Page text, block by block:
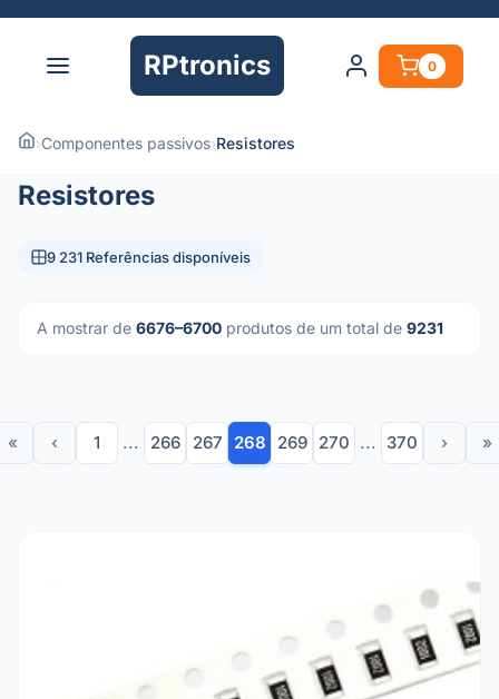
RPtronics 0
›Componentes passivos›Resistores
Resistores
9 231 Referências disponíveis
A mostrar de 6676–6700 produtos de um total de 9231
« ‹ 1 ... 266 267 268 269 270 ... 370 › »